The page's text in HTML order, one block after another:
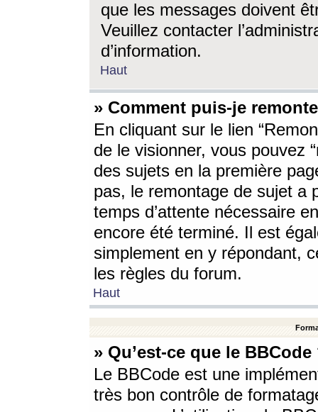
que les messages doivent
Veuillez contacter
d’information.
Haut
» Comment puis-je
En cliquant sur le lien
de le visionner, vous pouvez
des sujets en la première
pas, le remontage de sujet a
temps d’attente nécessaire
encore été terminé. Il est
simplement en y répondant,
les règles du forum.
Haut
» Qu’est-ce que le BBCode
Le BBCode est une
très bon contrôle de